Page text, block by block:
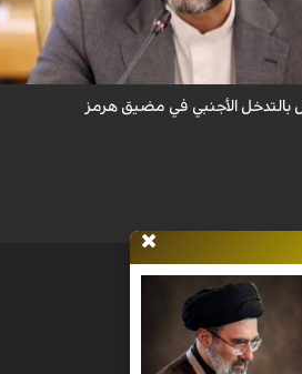
الإيراني كاظم غريب آبادي، إن إيران لن تقبل بالتدخل
بالتدخل الأجنبي في مضيق هرمز